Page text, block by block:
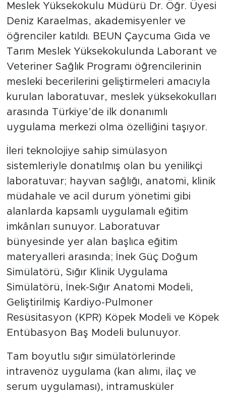
Meslek Yüksekokulu Müdürü Dr. Öğr. Üyesi
Deniz Karaelmas, akademisyenler ve
öğrenciler katıldı. BEUN Çaycuma Gıda ve
Tarım Meslek Yüksekokulunda Laborant ve
Veteriner Sağlık Programı öğrencilerinin
mesleki becerilerini geliştirmeleri amacıyla
kurulan laboratuvar, meslek yüksekokulları
arasında Türkiye’de ilk donanımlı
uygulama merkezi olma özelliğini taşıyor.
İleri teknolojiye sahip simülasyon
sistemleriyle donatılmış olan bu yenilikçi
laboratuvar; hayvan sağlığı, anatomi, klinik
müdahale ve acil durum yönetimi gibi
alanlarda kapsamlı uygulamalı eğitim
imkânları sunuyor. Laboratuvar
bünyesinde yer alan başlıca eğitim
materyalleri arasında; İnek Güç Doğum
Simülatörü, Sığır Klinik Uygulama
Simülatörü, İnek-Sığır Anatomi Modeli,
Geliştirilmiş Kardiyo-Pulmoner
Resüsitasyon (KPR) Köpek Modeli ve Köpek
Entübasyon Baş Modeli bulunuyor.
Tam boyutlu sığır simülatörlerinde
intravenöz uygulama (kan alımı, ilaç ve
serum uygulaması), intramusküler